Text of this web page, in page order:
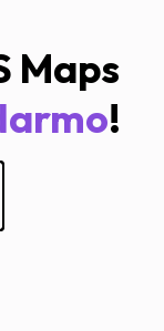
Maps
!